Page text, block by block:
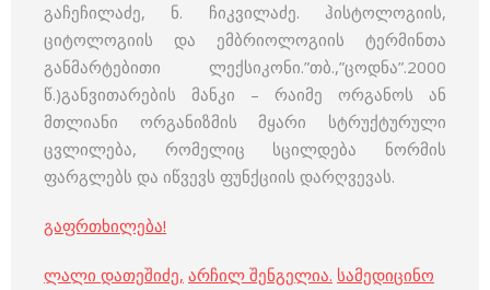
გაჩეჩილაძე, ნ. ჩიკვილაძე. ჰისტოლოგიის,
ციტოლოგიის და ემბრიოლოგიის ტერმინთა
განმარტებითი ლექსიკონი.”თბ.,”ცოდნა”.2000
წ.)განვითარების მანკი – რაიმე ორგანოს ან
მთლიანი ორგანიზმის მყარი სტრუქტურული
ცვლილება, რომელიც სცილდება ნორმის
ფარგლებს და იწვევს ფუნქციის დარღვევას.
გაფრთხილება!
ლალი დათეშიძე, არჩილ შენგელია. სამედიცინო